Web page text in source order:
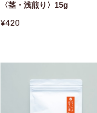
〈茎・浅煎り〉15g
¥420